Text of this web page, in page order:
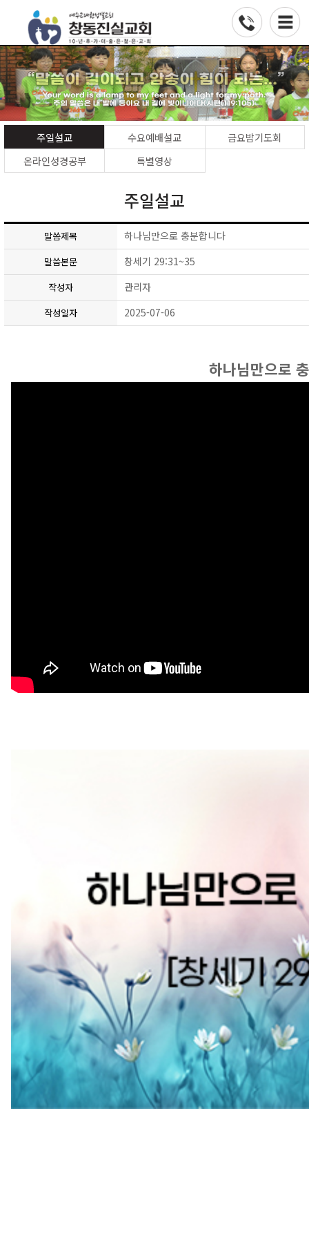
주일설교 수요예배설교
금요밤기도회
온라인성경공부
특별영상
주일설교
말씀제목 하나님만으로 충분합니다
말씀본문 창세기 29:31~35
작성자 관리자
작성일자 2025-07-06
하나님만으로